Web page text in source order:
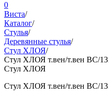
0
Виста/
Каталог/
Стулья/
Деревянные стулья/
Стул ХЛОЯ/
Стул ХЛОЯ т.вен/т.вен ВС/
Стул ХЛОЯ
Стул ХЛОЯ т.вен/т.вен ВС/